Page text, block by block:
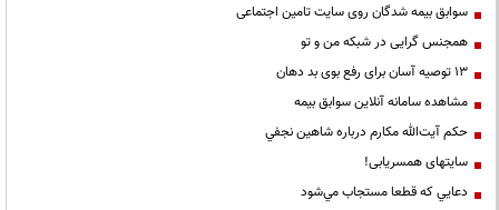
سوابق بیمه شدگان روی سایت تامین اجتماعی
همجنس گرایی در شبکه من و تو
13 توصیه آسان برای رفع بوی بد دهان
مشاهده سامانه آنلاين سوابق بیمه
حكم آيت‌الله مكارم درباره شاهين نجفي
سایتهای همسریابی!
دعايي كه قطعا مستجاب مي‌شود